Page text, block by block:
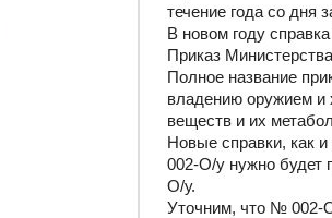
течение года со дня
В новом году
Приказ
Полное название
владению оружием и
веществ и их
Новые справки, как
002-О/у нужно будет
О/у.
Уточним, что № 002-